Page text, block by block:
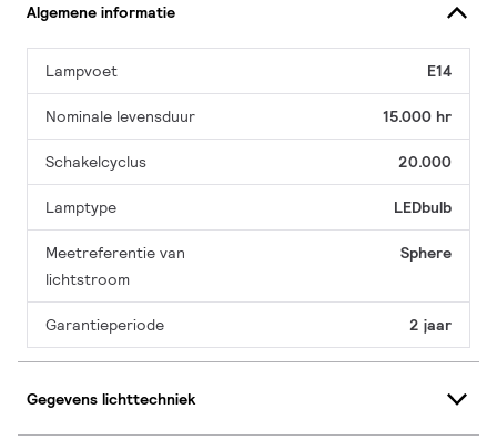
Algemene informatie
Lampvoet E14
Nominale levensduur 15.000 hr
Schakelcyclus 20.000
Lamptype LEDbulb
Meetreferentie van
lichtstroom
Sphere
Garantieperiode 2 jaar
Gegevens lichttechniek